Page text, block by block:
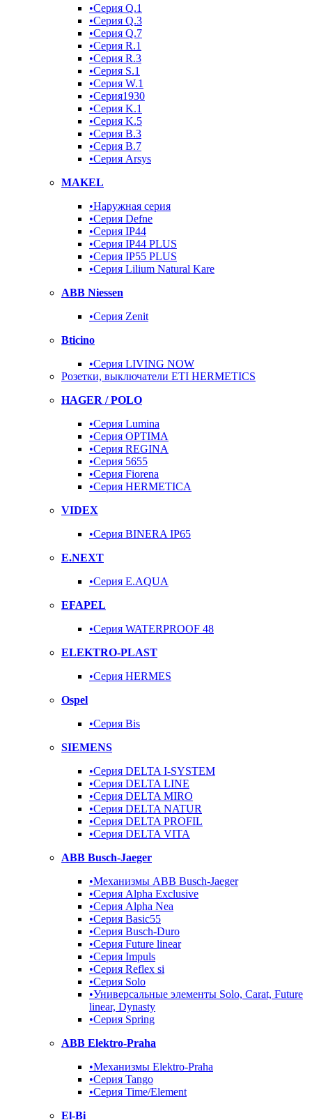
•Серия Q.1
•Серия Q.3
•Серия Q.7
•Серия R.1
•Серия R.3
•Серия S.1
•Серия W.1
•Серия1930
•Серия K.1
•Серия K.5
•Серия B.3
•Серия B.7
•Серия Arsys
MAKEL
•Наружная серия
•Серия Defne
•Серия IP44
•Серия IP44 PLUS
•Серия IP55 PLUS
•Серия Lilium Natural Kare
ABB Niessen
•Серия Zenit
Bticino
•Серия LIVING NOW
Розетки, выключатели ETI HERMETICS
HAGER / POLO
•Серия Lumina
•Серия OPTIMA
•Серия REGINA
•Серия 5655
•Серия Fiorena
•Серия HERMETICA
VIDEX
•Серия BINERA IP65
E.NEXT
•Серия E.AQUA
EFAPEL
•Серия WATERPROOF 48
ELEKTRO-PLAST
•Серия HERMES
Ospel
•Серия Bis
SIEMENS
•Серия DELTA I-SYSTEM
•Серия DELTA LINE
•Серия DELTA MIRO
•Серия DELTA NATUR
•Серия DELTA PROFIL
•Серия DELTA VITA
ABB Busch-Jaeger
•Механизмы ABB Busch-Jaeger
•Серия Alpha Exclusive
•Серия Alpha Nea
•Серия Basic55
•Серия Busch-Duro
•Серия Future linear
•Серия Impuls
•Серия Reflex si
•Серия Solo
•Универсальные элементы Solo, Carat, Future
linear, Dynasty
•Серия Spring
ABB Elektro-Praha
•Механизмы Elektro-Praha
•Серия Tango
•Серия Time/Element
El-Bi